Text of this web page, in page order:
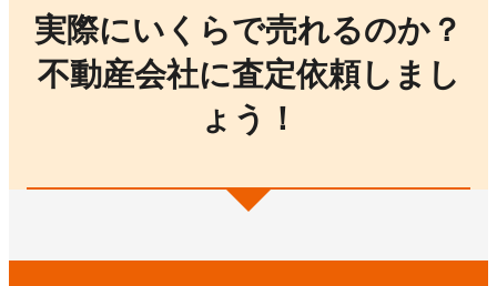
実際にいくらで売れるのか？
不動産会社に査定依頼しまし
ょう！